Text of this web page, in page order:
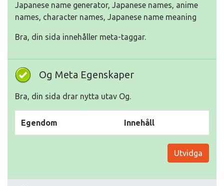
Japanese name generator, Japanese names, anime
names, character names, Japanese name meaning
Bra, din sida innehåller meta-taggar.
Og Meta Egenskaper
Bra, din sida drar nytta utav Og.
Egendom Innehåll
Utvidga